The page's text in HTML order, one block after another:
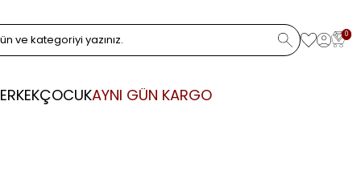
0
ERKEKÇOCUKAYNI GÜN KARGO